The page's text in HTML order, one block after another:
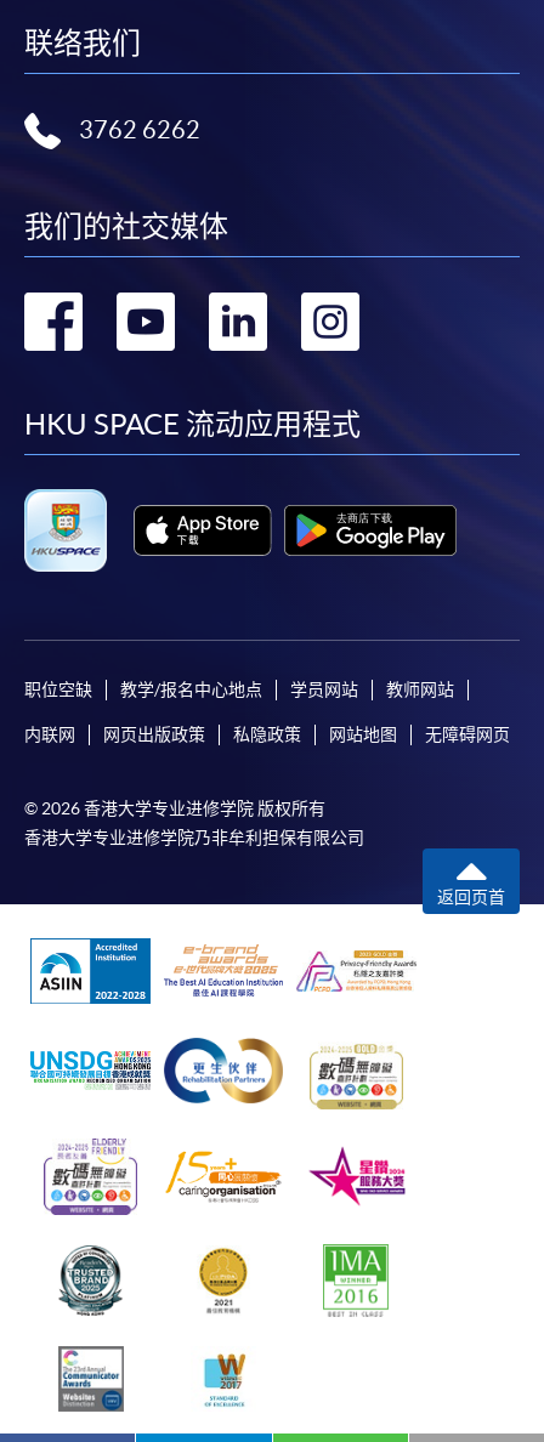
联络我们
3762 6262
我们的社交媒体
转
facebook
转
youtube
转
linkedin
转
HKU SPACE 流动应用程式
职位空缺 教学/报名中心地点 学员网站 教师网站
内联网 网页出版政策 私隐政策 网站地图 无障碍网页
© 2026 香港大学专业进修学院 版权所有
香港大学专业进修学院乃非牟利担保有限公司
返回页首